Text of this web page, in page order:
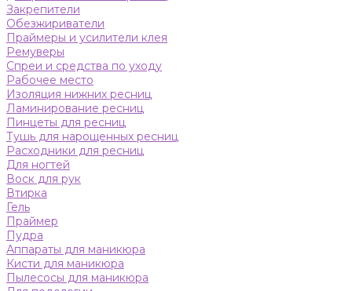
Закрепители
Обезжириватели
Праймеры и усилители клея
Ремуверы
Спреи и средства по уходу
Рабочее место
Изоляция нижних ресниц
Ламинирование ресниц
Пинцеты для ресниц
Тушь для нарощенных ресниц
Расходники для ресниц
Для ногтей
Воск для рук
Втирка
Гель
Праймер
Пудра
Аппараты для маникюра
Кисти для маникюра
Пылесосы для маникюра